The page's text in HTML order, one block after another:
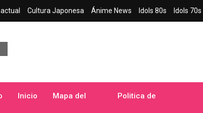
Cultura Japonesa Ánime News Idols 80s Idols 70s
Inicio Mapa del Politica de